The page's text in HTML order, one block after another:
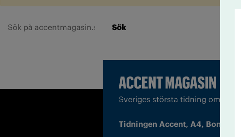
Sök
Sveriges största tidning om
Tidningen Accent, A4,